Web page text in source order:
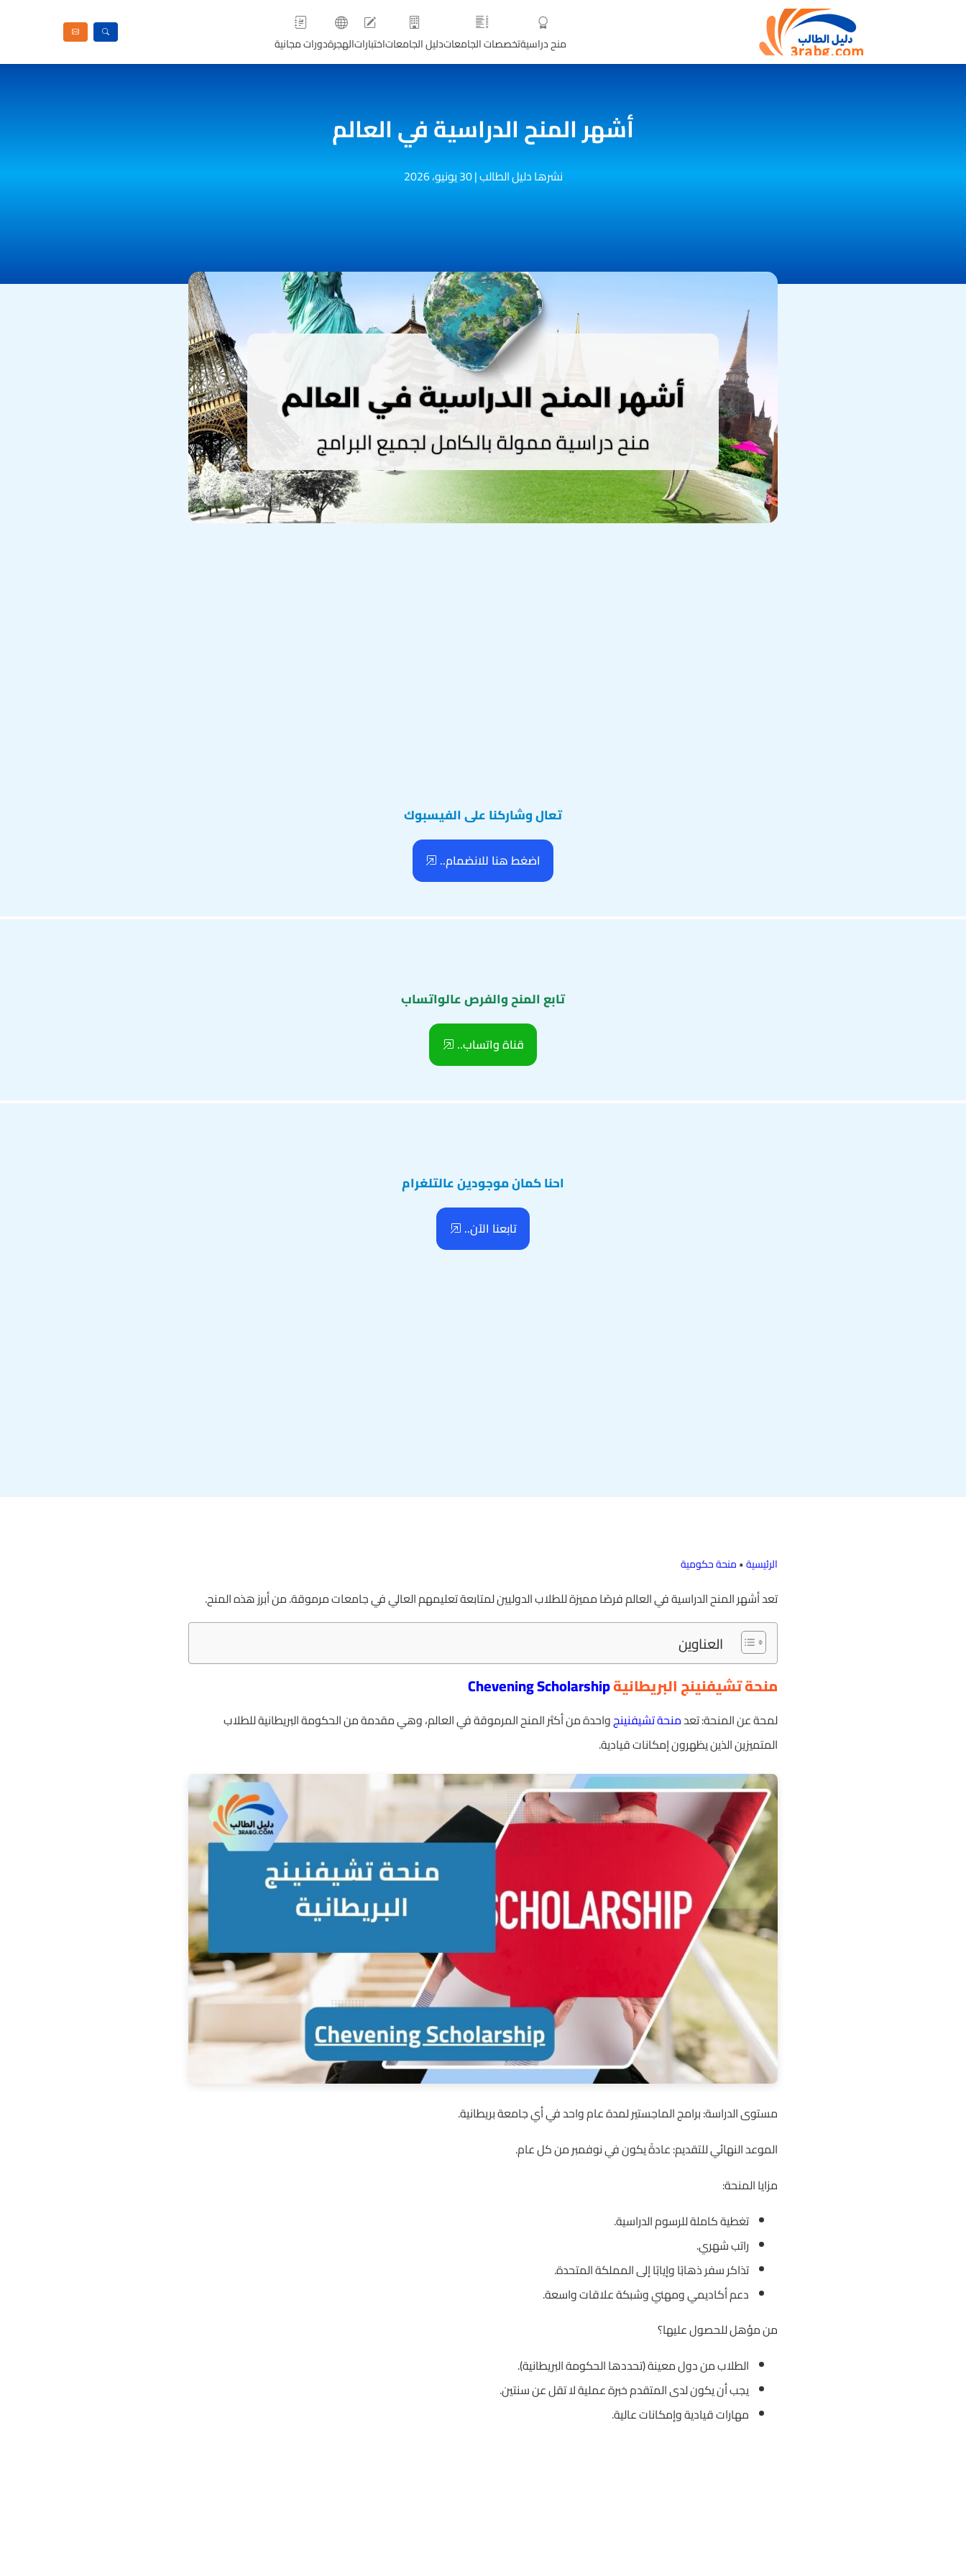
منح دراسيةتخصصات الجامعاتدليل الجامعاتاختباراتالهجرةدورات مجانية
أشهر المنح الدراسية في العالم
نشرها دليل الطالب|30 يونيو، 2026
تعال وشاركنا على الفيسبوك
اضغط هنا للانضمام..
تابع المنح والفرص عالواتساب
قناة واتساب..
احنا كمان موجودين عالتلغرام
تابعنا الآن..
الرئيسية•منحة حكومية
تعد أشهر المنح الدراسية في العالم فرصًا مميزة للطلاب الدوليين لمتابعة تعليمهم العالي في جامعات مرموقة. من أبرز هذه المنح.
العناوين
منحة تشيفنينج البريطانيةChevening Scholarship
لمحة عن المنحة: تعدمنحة تشيفنينجواحدة من أكثر المنح المرموقة في العالم، وهي مقدمة من الحكومة البريطانية للطلاب
المتميزين الذين يظهرون إمكانات قيادية.
مستوى الدراسة: برامج الماجستير لمدة عام واحد في أي جامعة بريطانية.
الموعد النهائي للتقديم: عادةً يكون في نوفمبر من كل عام.
مزايا المنحة:
تغطية كاملة للرسوم الدراسية.
راتب شهري.
تذاكر سفر ذهابًا وإيابًا إلى المملكة المتحدة.
دعم أكاديمي ومهني وشبكة علاقات واسعة.
من مؤهل للحصول عليها؟
الطلاب من دول معينة (تحددها الحكومة البريطانية).
يجب أن يكون لدى المتقدم خبرة عملية لا تقل عن سنتين.
مهارات قيادية وإمكانات عالية.